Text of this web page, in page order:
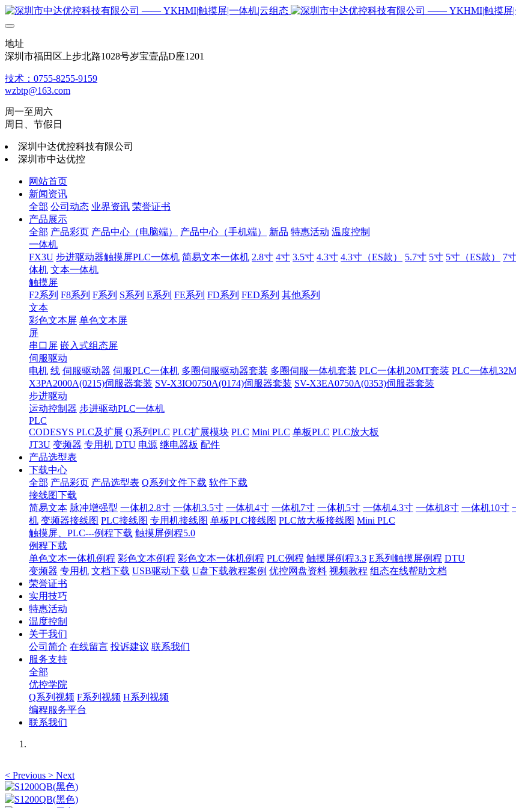
地址
深圳市福田区上步北路1028号岁宝壹品D座1201
技术：0755-8255-9159
wzbtp@163.com
周一至周六
周日、节假日
深圳中达优控科技有限公司
深圳市中达优控
网站首页
新闻资讯
全部 公司动态 业界资讯 荣誉证书
产品展示
全部 产品彩页 产品中心（电脑端） 产品中心（手机端） 新品 特惠活动 温度控制
一体机
FX3U 步进驱动器触摸屏PLC一体机 简易文本一体机 2.8寸 4寸 3.5寸 4.3寸 4.3寸（ES款） 5.7寸 5寸 5寸（ES款） 7
体机 文本一体机
触摸屏
F2系列 F8系列 F系列 S系列 E系列 FE系列 FD系列 FED系列 其他系列
文本
彩色文本屏 单色文本屏
屏
串口屏 嵌入式组态屏
伺服驱动
电机 线 伺服驱动器 伺服PLC一体机 多圈伺服驱动器套装 多圈伺服一体机套装 PLC一体机20MT套装 PLC一体机
X3PA2000A(0215)伺服器套装 SV-X3IO0750A(0174)伺服器套装 SV-X3EA0750A(0353)伺服器套装
步进驱动
运动控制器 步进驱动PLC一体机
PLC
CODESYS PLC及扩展 Q系列PLC PLC扩展模块 PLC Mini PLC 单板PLC PLC放大板
JT3U 变频器 专用机 DTU 电源 继电器板 配件
产品选型表
下载中心
全部 产品彩页 产品选型表 Q系列文件下载 软件下载
接线图下载
简易文本 脉冲增强型 一体机2.8寸 一体机3.5寸 一体机4寸 一体机7寸 一体机5寸 一体机4.3寸 一体机8寸 一体机10寸
机 变频器接线图 PLC接线图 专用机接线图 单板PLC接线图 PLC放大板接线图 Mini PLC
触摸屏、PLC---例程下载 触摸屏例程5.0
例程下载
单色文本一体机例程 彩色文本例程 彩色文本一体机例程 PLC例程 触摸屏例程3.3 E系列触摸屏例程 DTU
变频器 专用机 文档下载 USB驱动下载 U盘下载教程案例 优控网盘资料 视频教程 组态在线帮助文档
荣誉证书
实用技巧
特惠活动
温度控制
关于我们
公司简介 在线留言 投诉建议 联系我们
服务支持
全部
优控学院
Q系列视频 F系列视频 H系列视频
编程服务平台
联系我们
< Previous > Next